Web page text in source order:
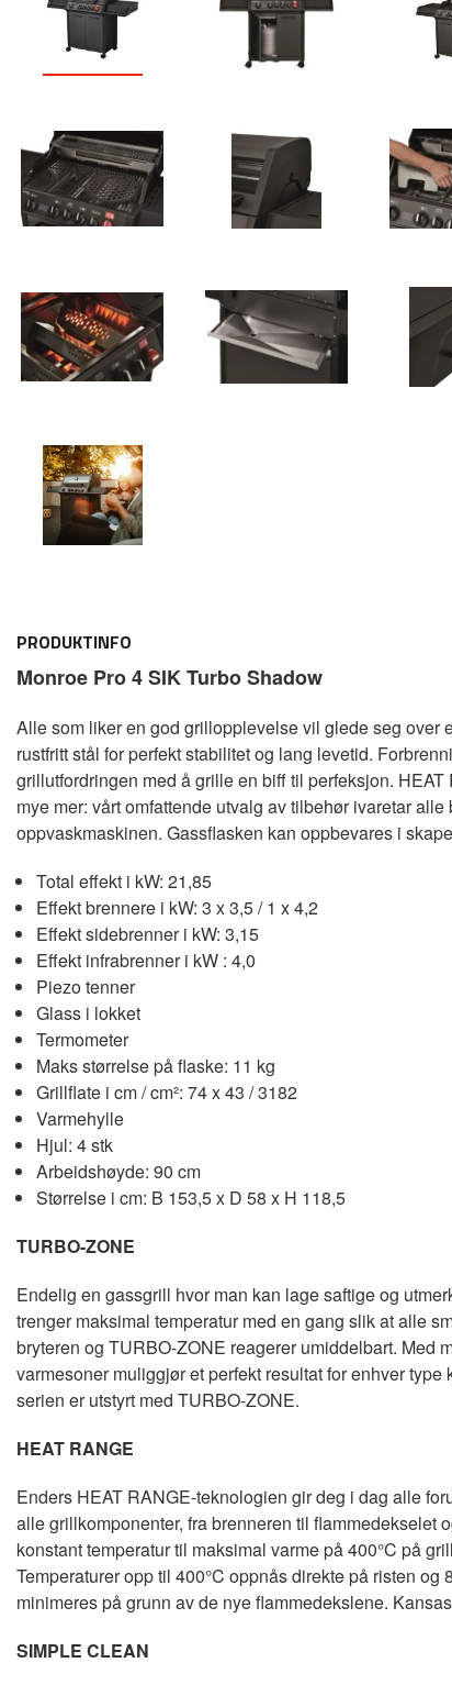
PRODUKTINFO
Monroe Pro 4 SIK Turbo Shadow
Alle som liker en god grillopplevelse vil glede seg over
rustfritt stål for perfekt stabilitet og lang levetid.
grillutfordringen med å grille en biff til perfeksjon.
mye mer: vårt omfattende utvalg av tilbehør ivaretar
oppvaskmaskinen. Gassflasken kan oppbevares i
Total effekt i kW: 21,85
Effekt brennere i kW: 3 x 3,5 / 1 x 4,2
Effekt sidebrenner i kW: 3,15
Effekt infrabrenner i kW : 4,0
Piezo tenner
Glass i lokket
Termometer
Maks størrelse på flaske: 11 kg
Grillflate i cm / cm²: 74 x 43 / 3182
Varmehylle
Hjul: 4 stk
Arbeidshøyde: 90 cm
Størrelse i cm: B 153,5 x D 58 x H 118,5
TURBO-ZONE
Endelig en gassgrill hvor man kan lage saftige og
trenger maksimal temperatur med en gang slik at alle
bryteren og TURBO-ZONE reagerer umiddelbart. Med
varmesoner muliggjør et perfekt resultat for enhver
serien er utstyrt med TURBO-ZONE.
HEAT RANGE
Enders HEAT RANGE-teknologien gir deg i dag alle
alle grillkomponenter, fra brenneren til flammedekselet
konstant temperatur til maksimal varme på 400°C på
Temperaturer opp til 400°C oppnås direkte på risten
minimeres på grunn av de nye flammedekslene.
SIMPLE CLEAN